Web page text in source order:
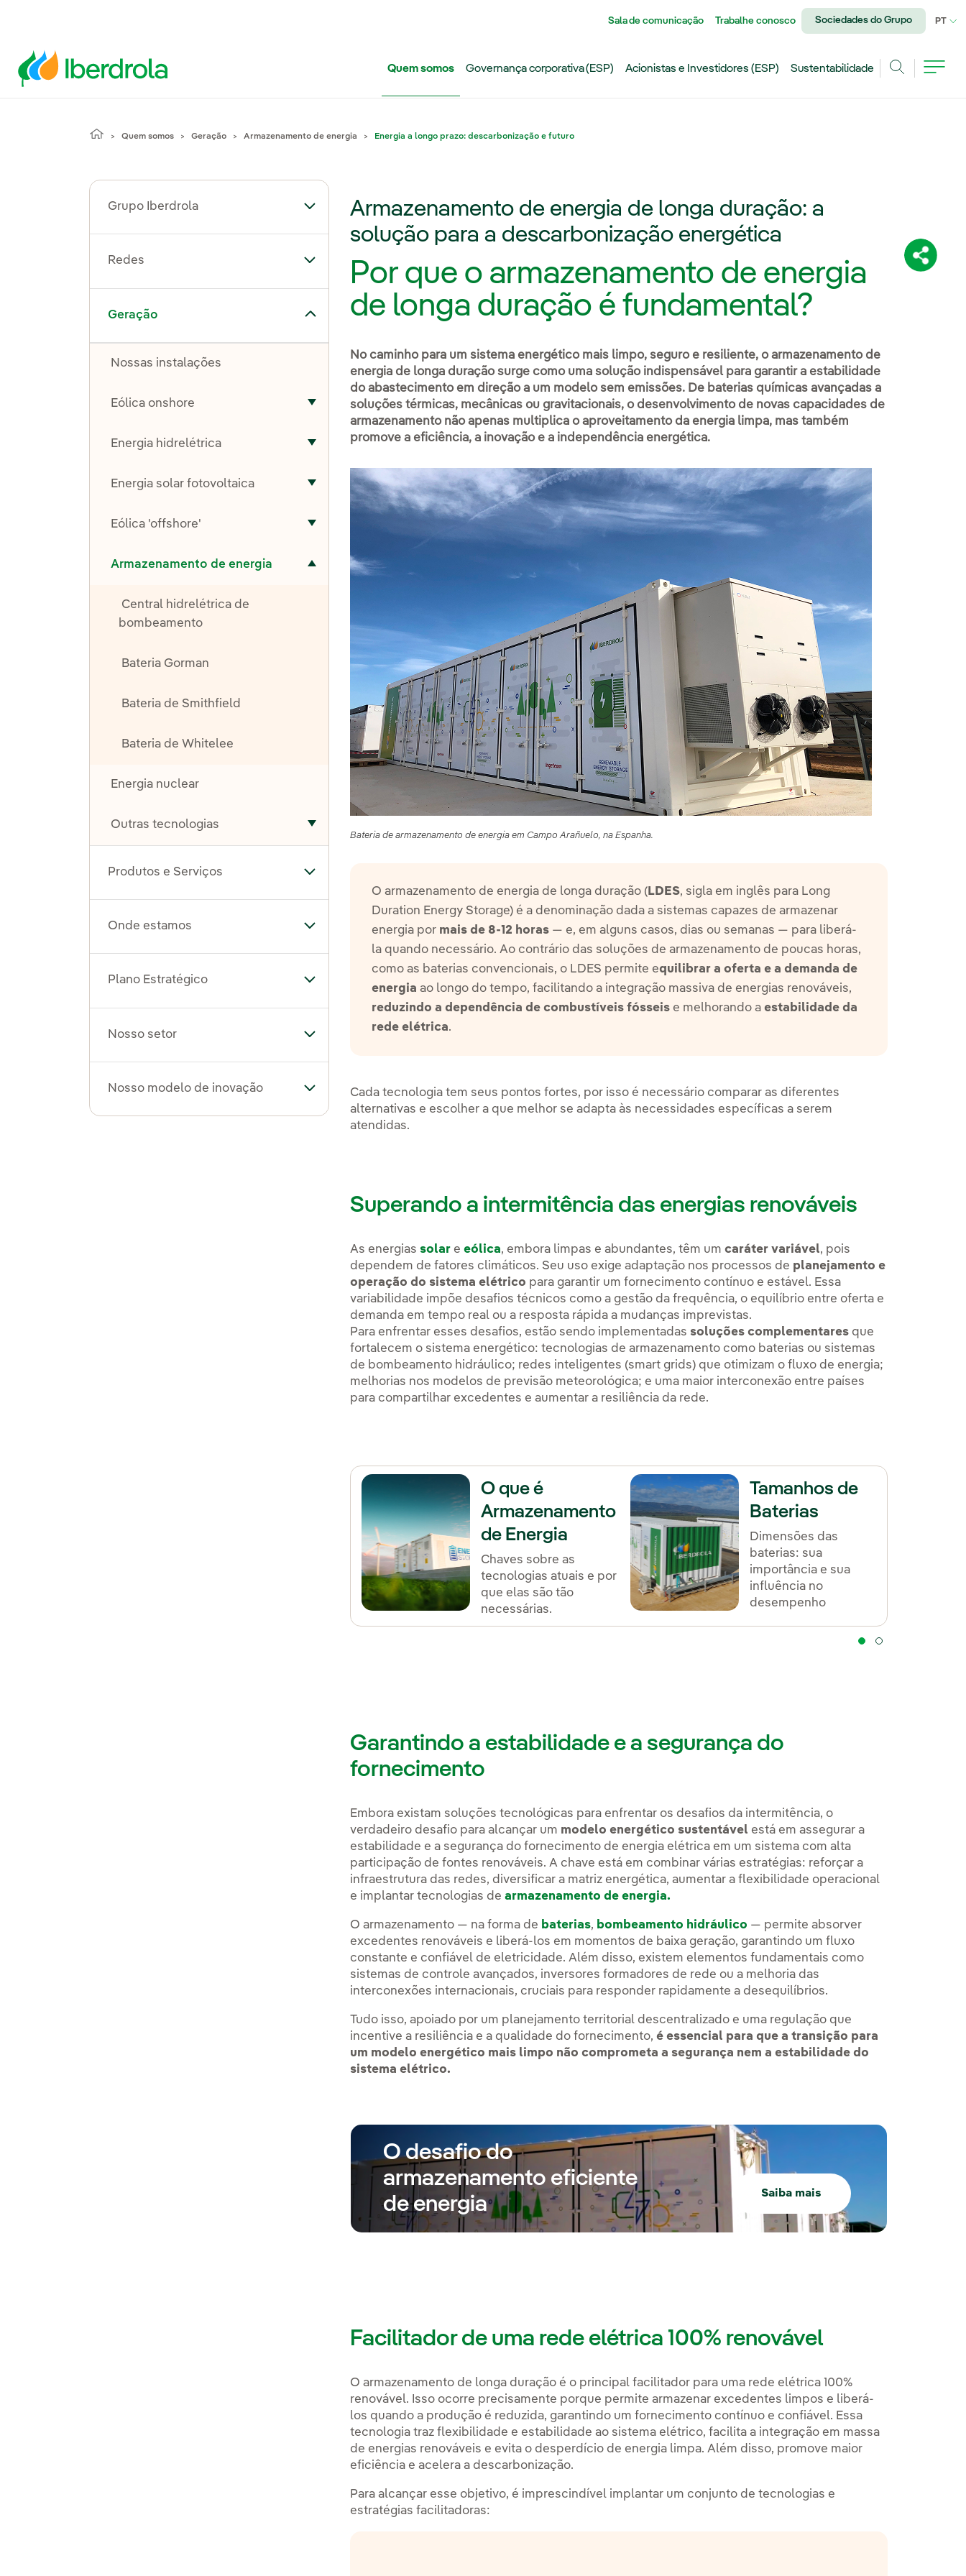
Sala de comunicação Trabalhe conosco Sociedades do Grupo PT
Quem somos Governança corporativa (ESP) Acionistas e Investidores (ESP)
Sustentabilidade
Quem somos Geração Armazenamento de energia Energia a longo prazo: descarbonização e futuro
Grupo Iberdrola Alternar submenu de Grupo Iberdrola
Redes Alternar submenu de Redes
Geração
Alternar submenu de Geração
Nossas instalações
Eólica onshore
Alternar submenu de Eólica onshore
Energia hidrelétrica
Energia solar fotovoltaica
Alternar submenu de Energia solar fotovoltaica
Eólica 'offshore'
Alternar submenu de Eólica 'offshore'
Armazenamento de energia
Central hidrelétrica de
bombeamento
Bateria Gorman
Bateria de Smithfield
Bateria de Whitelee
Energia nuclear
Outras tecnologias
Alternar submenu de Outras tecnologias
Produtos e Serviços Alternar submenu de Produtos e Serviços
Onde estamos Alternar submenu de Onde estamos
Plano Estratégico Alternar submenu de Plano Estratégico
Nosso setor Alternar submenu de Nosso setor
Nosso modelo de inovação Alternar submenu de Nosso modelo de inovação
Armazenamento de energia de longa duração: a
solução para a descarbonização energética
Por que o armazenamento de energia
de longa duração é fundamental?
No caminho para um sistema energético mais limpo, seguro e resiliente, o armazenamento de
energia de longa duração surge como uma solução indispensável para garantir a estabilidade
do abastecimento em direção a um modelo sem emissões. De baterias químicas avançadas a
soluções térmicas, mecânicas ou gravitacionais, o desenvolvimento de novas capacidades de
armazenamento não apenas multiplica o aproveitamento da energia limpa, mas também
promove a eficiência, a inovação e a independência energética.
Bateria de armazenamento de energia em Campo Arañuelo, na Espanha.
O armazenamento de energia de longa duração ( LDES, sigla em inglês para Long
Duration Energy Storage) é a denominação dada a sistemas capazes de armazenar
energia por mais de 8-12 horas — e, em alguns casos, dias ou semanas — para liberá-
la quando necessário. Ao contrário das soluções de armazenamento de poucas horas,
como as baterias convencionais, o LDES permite equilibrar a oferta e a demanda de
energia ao longo do tempo, facilitando a integração massiva de energias renováveis,
reduzindo a dependência de combustíveis fósseis e melhorando aestabilidade da
rede elétrica.
Cada tecnologia tem seus pontos fortes, por isso é necessário comparar as diferentes
alternativas e escolher a que melhor se adapta às necessidades específicas a serem
atendidas.
Superando a intermitência das energias renováveis
As energias solar eeólica, embora limpas e abundantes, têm umcaráter variável, pois
dependem de fatores climáticos. Seu uso exige adaptação nos processos de planejamento e
operação do sistema elétrico para garantir um fornecimento contínuo e estável. Essa
variabilidade impõe desafios técnicos como a gestão da frequência, o equilíbrio entre oferta e
demanda em tempo real ou a resposta rápida a mudanças imprevistas.
Para enfrentar esses desafios, estão sendo implementadas soluções complementares que
fortalecem o sistema energético: tecnologias de armazenamento como baterias ou sistemas
de bombeamento hidráulico; redes inteligentes (smart grids) que otimizam o fluxo de energia;
melhorias nos modelos de previsão meteorológica; e uma maior interconexão entre países
para compartilhar excedentes e aumentar a resiliência da rede.
O que é
Armazenamento
de Energia
Chaves sobre as
tecnologias atuais e por
que elas são tão
necessárias.
Tamanhos de
Baterias
Dimensões das
baterias: sua
importância e sua
influência no
desempenho
Garantindo a estabilidade e a segurança do
fornecimento
Embora existam soluções tecnológicas para enfrentar os desafios da intermitência, o
verdadeiro desafio para alcançar um modelo energético sustentável está em assegurar a
estabilidade e a segurança do fornecimento de energia elétrica em um sistema com alta
participação de fontes renováveis. A chave está em combinar várias estratégias: reforçar a
infraestrutura das redes, diversificar a matriz energética, aumentar a flexibilidade operacional
e implantar tecnologias dearmazenamento de energia.
O armazenamento — na forma de baterias, bombeamento hidráulico — permite absorver
excedentes renováveis e liberá-los em momentos de baixa geração, garantindo um fluxo
constante e confiável de eletricidade. Além disso, existem elementos fundamentais como
sistemas de controle avançados, inversores formadores de rede ou a melhoria das
interconexões internacionais, cruciais para responder rapidamente a desequilíbrios.
Tudo isso, apoiado por um planejamento territorial descentralizado e uma regulação que
incentive a resiliência e a qualidade do fornecimento,é essencial para que a transição para
um modelo energético mais limpo não comprometa a segurança nem a estabilidade do
sistema elétrico.
O desafio do
armazenamento eficiente
de energia
Saiba mais
Facilitador de uma rede elétrica 100% renovável
O armazenamento de longa duração é o principal facilitador para uma rede elétrica 100%
renovável. Isso ocorre precisamente porque permite armazenar excedentes limpos e liberá-
los quando a produção é reduzida, garantindo um fornecimento contínuo e confiável. Essa
tecnologia traz flexibilidade e estabilidade ao sistema elétrico, facilita a integração em massa
de energias renováveis e evita o desperdício de energia limpa. Além disso, promove maior
eficiência e acelera a descarbonização.
Para alcançar esse objetivo, é imprescindível implantar um conjunto de tecnologias e
estratégias facilitadoras: